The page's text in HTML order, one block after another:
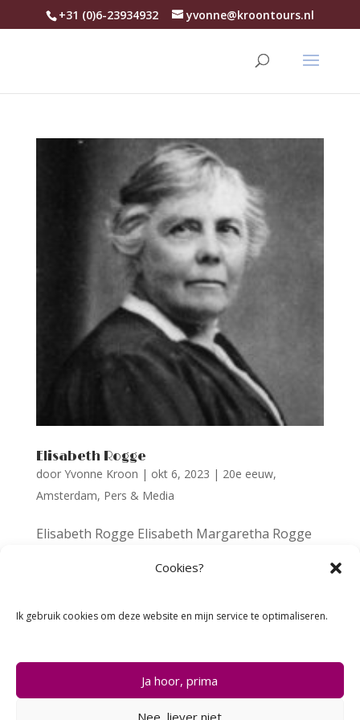
Cookies?
Ik gebruik cookies om deze website en mijn service te optimaliseren.
Ja hoor, prima
Nee, liever niet
+31 (0)6-23934932 yvonne@kroontours.nl
Elisabeth Rogge
door Yvonne Kroon | okt 6, 2023 | 20e eeuw,
Amsterdam, Pers & Media
Elisabeth Rogge Elisabeth Margaretha Rogge
broers en 1 zus, een ziekelijke moeder en een
zorg voor het gezin, maar ook nog tijd
doen...